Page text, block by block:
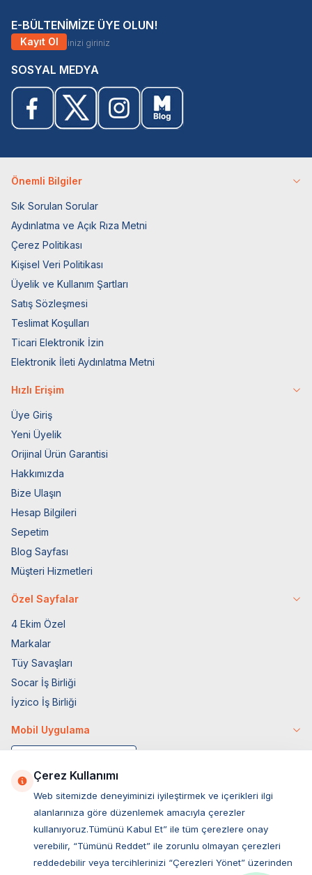
E-BÜLTENİMİZE ÜYE OLUN!
Kayıt Ol
SOSYAL MEDYA
Önemli Bilgiler
Sık Sorulan Sorular
Aydınlatma ve Açık Rıza Metni
Çerez Politikası
Kişisel Veri Politikası
Üyelik ve Kullanım Şartları
Satış Sözleşmesi
Teslimat Koşulları
Ticari Elektronik İzin
Elektronik İleti Aydınlatma Metni
Hızlı Erişim
Üye Giriş
Yeni Üyelik
Orijinal Ürün Garantisi
Hakkımızda
Bize Ulaşın
Hesap Bilgileri
Sepetim
Blog Sayfası
Müşteri Hizmetleri
Özel Sayfalar
4 Ekim Özel
Markalar
Tüy Savaşları
Socar İş Birliği
İyzico İş Birliği
Mobil Uygulama
Çerez Kullanımı
Web sitemizde deneyiminizi iyileştirmek ve içerikleri ilgi
alanlarınıza göre düzenlemek amacıyla çerezler
kullanıyoruz.Tümünü Kabul Et” ile tüm çerezlere onay
verebilir, “Tümünü Reddet” ile zorunlu olmayan çerezleri
reddedebilir veya tercihlerinizi “Çerezleri Yönet” üzerinden